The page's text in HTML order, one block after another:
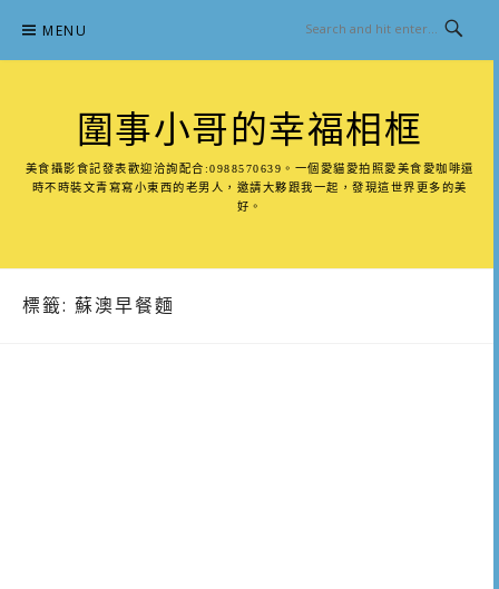
content
MENU
圍事小哥的幸福相框
美食攝影食記發表歡迎洽詢配合:0988570639。一個愛貓愛拍照愛美食愛咖啡還
時不時裝文青寫寫小東西的老男人，邀請大夥跟我一起，發現這世界更多的美
好。
標籤: 蘇澳早餐麵